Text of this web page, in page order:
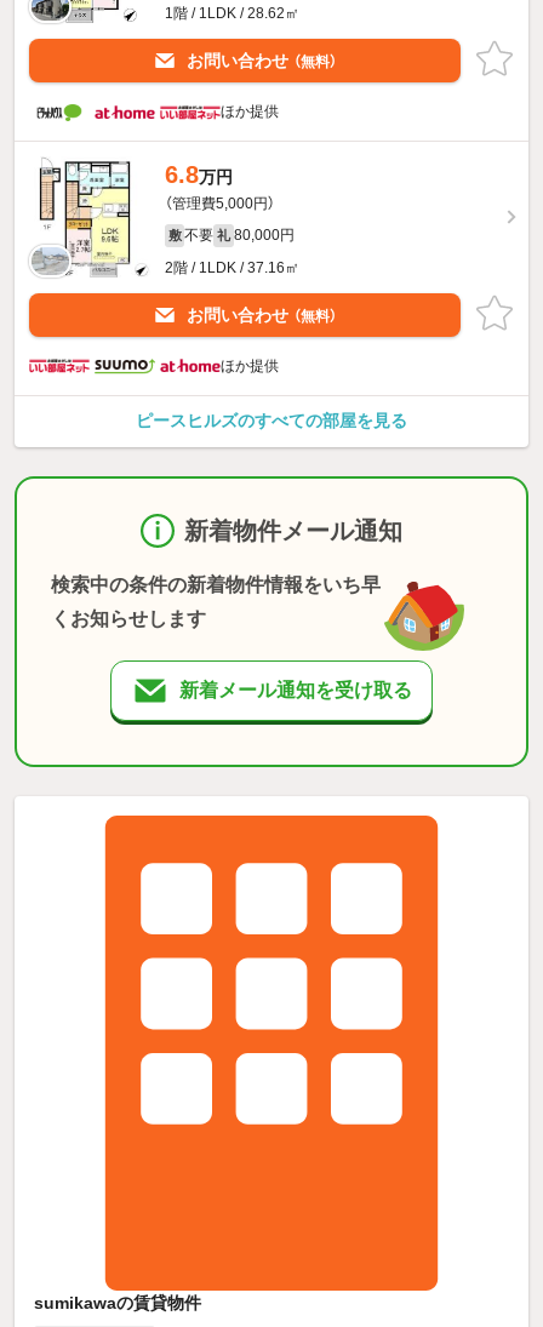
1階 / 1LDK / 28.62㎡
お問い合わせ （無料）
ほか提供
6.8万円
（管理費5,000円）
敷 不要 礼 80,000円
2階 / 1LDK / 37.16㎡
お問い合わせ （無料）
ほか提供
ピースヒルズのすべての部屋を見る
新着物件メール通知
検索中の条件の新着物件情報をいち早
くお知らせします
新着メール通知を受け取る
sumikawaの賃貸物件